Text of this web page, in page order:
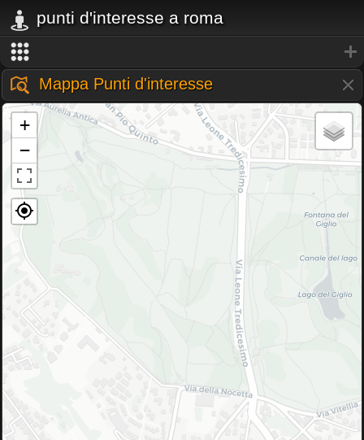
punti d'interesse a roma
Mappa Punti d'interesse
+
−